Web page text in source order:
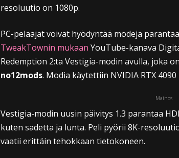
resoluutio on 1080p.
PC-pelaajat voivat hyödyntää modeja
TweakTownin mukaan YouTube-kanava
Redemption 2:ta Vestigia-modin avulla, joka
no12mods. Modia käytettiin NVIDIA RTX
Mainos
Vestigia-modin uusin päivitys 1.3 parantaa
kuten sadetta ja lunta. Peli pyörii 8K-
vaatii erittäin tehokkaan tietokoneen.